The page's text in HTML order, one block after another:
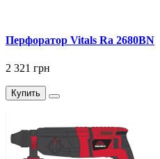
Перфоратор Vitals Ra 2680BN
2 321 грн
Купить